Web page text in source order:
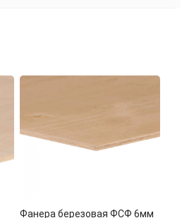
Фанера березовая ФСФ 6мм